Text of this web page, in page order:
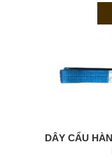
DÂY CẨU